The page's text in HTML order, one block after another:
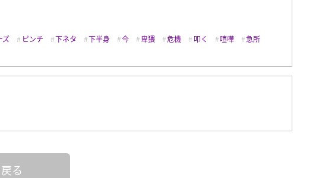
ズ ピンチ 下ネタ 下半身 今 卑猥 危機 叩く 喧嘩
急所
戻る